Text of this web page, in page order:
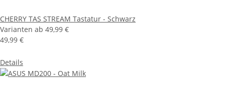
CHERRY TAS STREAM Tastatur - Schwarz
Varianten ab 49,99 €
49,99 €
Details